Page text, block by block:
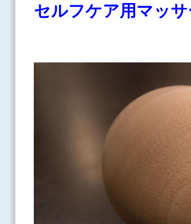
セルフケア用マッ